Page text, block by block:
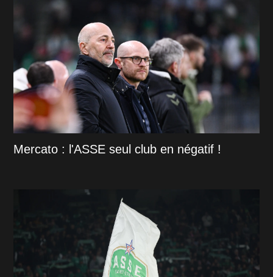
Mercato : l'ASSE seul club en négatif !